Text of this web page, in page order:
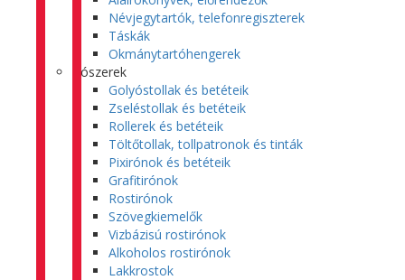
Névjegytartók, telefonregiszterek
Táskák
Okmánytartóhengerek
Írószerek
Golyóstollak és betéteik
Zseléstollak és betéteik
Rollerek és betéteik
Töltőtollak, tollpatronok és tinták
Pixirónok és betéteik
Grafitirónok
Rostirónok
Szövegkiemelők
Vizbázisú rostirónok
Alkoholos rostirónok
Lakkrostok